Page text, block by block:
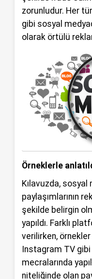
zorunludur. Her
gibi sosyal
olarak örtülü
Örneklerle
Kılavuzda,
paylaşımlarının
şekilde belirgin
yapıldı. Farklı
verilirken, örnekler
Instagram TV gibi
mecralarında
niteliğinde olan